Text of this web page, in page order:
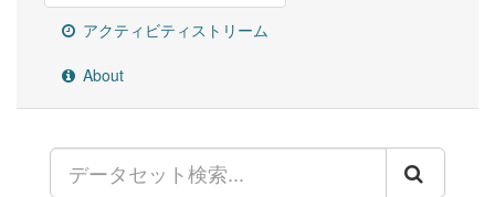
アクティビティストリーム
About